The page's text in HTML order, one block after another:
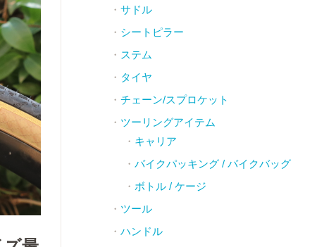
サドル
シートピラー
ステム
タイヤ
チェーン/スプロケット
ツーリングアイテム
キャリア
バイクパッキング / バイクバッグ
ボトル / ケージ
ツール
ハンドル